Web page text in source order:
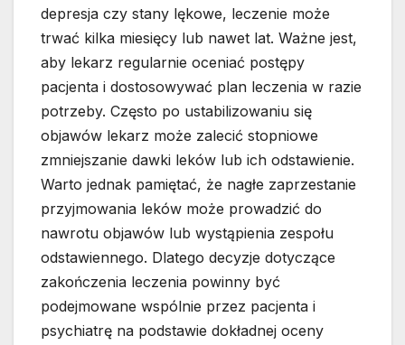
depresja czy stany lękowe, leczenie może
trwać kilka miesięcy lub nawet lat. Ważne jest,
aby lekarz regularnie oceniać postępy
pacjenta i dostosowywać plan leczenia w razie
potrzeby. Często po ustabilizowaniu się
objawów lekarz może zalecić stopniowe
zmniejszanie dawki leków lub ich odstawienie.
Warto jednak pamiętać, że nagłe zaprzestanie
przyjmowania leków może prowadzić do
nawrotu objawów lub wystąpienia zespołu
odstawiennego. Dlatego decyzje dotyczące
zakończenia leczenia powinny być
podejmowane wspólnie przez pacjenta i
psychiatrę na podstawie dokładnej oceny